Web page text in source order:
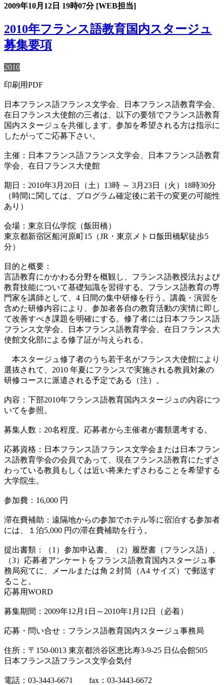
2009年10月12日 19時07分 [WEB担当]
2010年フランス語教育国内スタージュ
募集要項
2010
印刷用PDF
日本フランス語フランス文学会、日本フランス語教育学会、
在日フランス大使館の三者は、以下の要領でフランス語教育
国内スタージュを共催します。参加を希望される方は指示に
したがってご応募下さい。
主催：日本フランス語フランス文学会、日本フランス語教育
学会、在日フランス大使館
期日：2010年3月20日（土）13時 ～ 3月23日（火）18時30分
（時間に関しては、プログラム確定後に若干の変更の可能性
あり）
会場：東京日仏学院（飯田橋）
東京都新宿区船河原町15（JR・東京メトロ飯田橋駅徒歩5
分）
目的と概要：
言語教育にかかわる分野を概観し、フランス語教授法および
教育技能について基礎知識を習得する。フランス語教育の専
門家を講師として、4 日間の集中研修を行う。講義・演習を
含めた研修内容により、参加者各自の教育活動の実情に即し
て改善すべき課題を明確にする。修了者には日本フランス語
フランス文学会、日本フランス語教育学会、在日フランス大
使館文化部による修了証が与えられる。
本スタージュ修了者のうち若干名がフランス大使館により
選抜されて、2010 年夏にフランスで実施される教員対象の
研修コースに派遣される予定である（注）。
内容：下部2010年フランス語教育国内スタージュの内容につ
いてを参照。
募集人数：20名程度。応募者から主催者が書類選考する。
応募資格：日本フランス語フランス文学会または日本フラン
ス語教育学会の会員であって、現在フランス語教育にたずさ
わっている教員もしくは近い将来たずさわることを希望する
大学院生。
参加費：16,000 円
滞在費補助：遠隔地からの参加でホテル等に宿泊する参加者
には、１泊5,000 円の滞在費補助を行う。
提出書類：（1）参加申込書、（2）履歴書（フランス語）、
（3）応募者アンケートをフランス語教育国内スタージュ事
務局宛てに、メールまたは角２封筒（A4 サイズ）で郵送す
ること。
応募用WORD
募集期間：2009年12月1日～2010年1月12日（必着）
応募・問い合せ：フランス語教育国内スタージュ事務局
住所：〒150-0013 東京都渋谷区恵比寿3-9-25 日仏会館505
日本フランス語フランス文学会気付
電話：03-3443-6671 fax：03-3443-6672